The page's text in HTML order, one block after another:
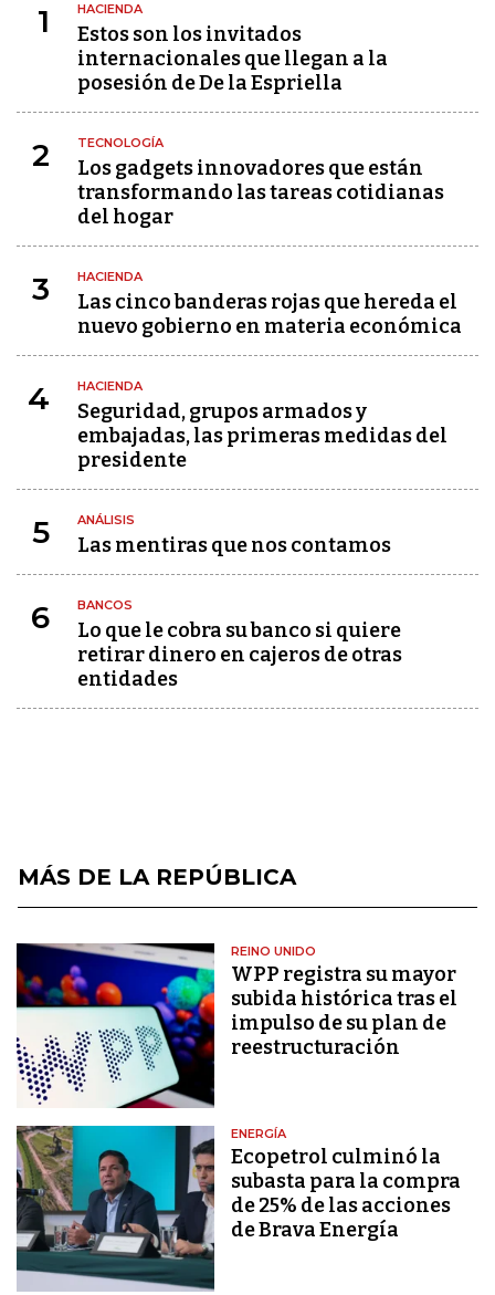
1 HACIENDA
Estos son los invitados
internacionales que llegan a la
posesión de De la Espriella
2 TECNOLOGÍA
Los gadgets innovadores que están
transformando las tareas cotidianas
del hogar
3 HACIENDA
Las cinco banderas rojas que hereda el
nuevo gobierno en materia económica
4 HACIENDA
Seguridad, grupos armados y
embajadas, las primeras medidas del
presidente
5 ANÁLISIS
Las mentiras que nos contamos
6 BANCOS
Lo que le cobra su banco si quiere
retirar dinero en cajeros de otras
entidades
MÁS DE LA REPÚBLICA
REINO UNIDO
WPP registra su mayor
subida histórica tras el
impulso de su plan de
reestructuración
ENERGÍA
Ecopetrol culminó la
subasta para la compra
de 25% de las acciones
de Brava Energía